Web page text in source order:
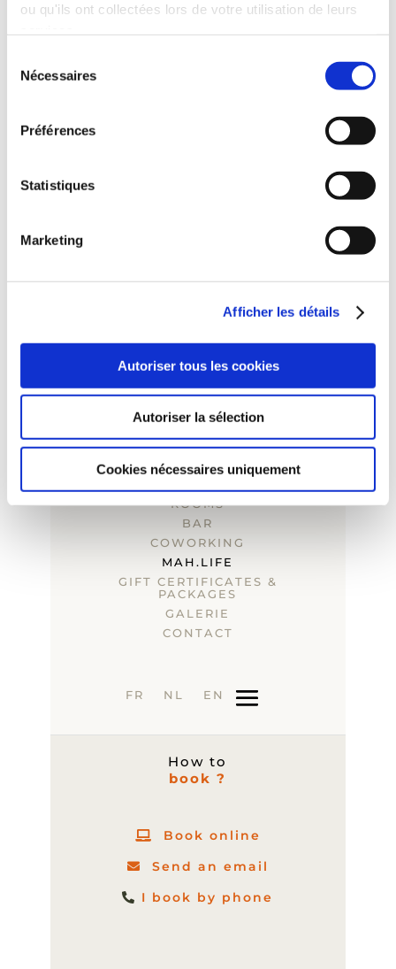
ou qu'ils ont collectées lors de votre utilisation de leurs
Nécessaires
Préférences
Statistiques
Marketing
Afficher les détails
Autoriser tous les cookies
Autoriser la sélection
Cookies nécessaires uniquement
+32 65 70 70 50
ROOMS
BAR
COWORKING
MAH.LIFE
GIFT CERTIFICATES &
PACKAGES
GALERIE
CONTACT
FR NL EN
How to
book ?
Book online
Send an email
I book by phone